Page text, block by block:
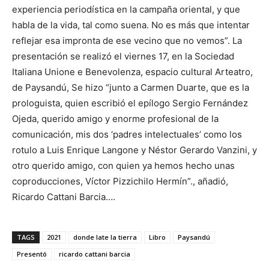
experiencia periodística en la campaña oriental, y que
habla de la vida, tal como suena. No es más que intentar
reflejar esa impronta de ese vecino que no vemos”. La
presentación se realizó el viernes 17, en la Sociedad
Italiana Unione e Benevolenza, espacio cultural Arteatro,
de Paysandú, Se hizo “junto a Carmen Duarte, que es la
prologuista, quien escribió el epílogo Sergio Fernández
Ojeda, querido amigo y enorme profesional de la
comunicación, mis dos ‘padres intelectuales’ como los
rotulo a Luis Enrique Langone y Néstor Gerardo Vanzini, y
otro querido amigo, con quien ya hemos hecho unas
coproducciones, Víctor Pizzichilo Hermín”., añadió,
Ricardo Cattani Barcia….
TAGS 2021 donde late la tierra Libro
Paysandú
Presentó
ricardo cattani barcia